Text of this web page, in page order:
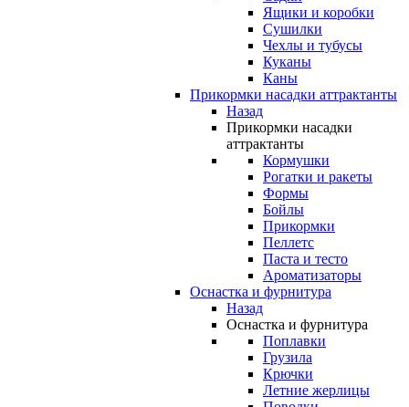
Ящики и коробки
Сушилки
Чехлы и тубусы
Куканы
Каны
Прикормки насадки аттрактанты
Назад
Прикормки насадки
аттрактанты
Кормушки
Рогатки и ракеты
Формы
Бойлы
Прикормки
Пеллетс
Паста и тесто
Ароматизаторы
Оснастка и фурнитура
Назад
Оснастка и фурнитура
Поплавки
Грузила
Крючки
Летние жерлицы